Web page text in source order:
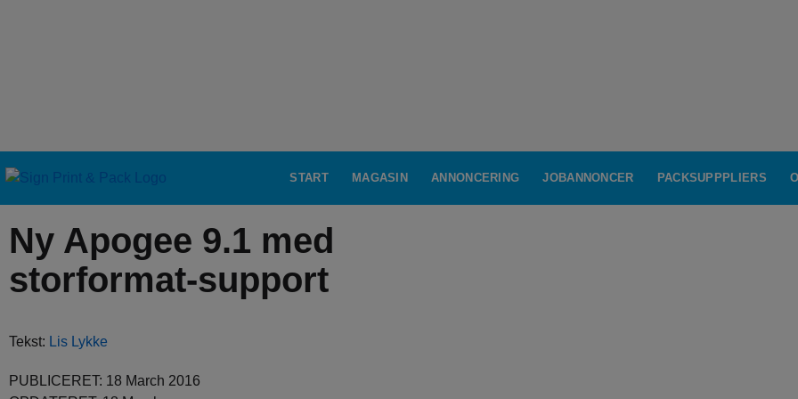
START MAGASIN ANNONCERING JOBANNONCER PACKSUPPPLIERS
Ny Apogee 9.1 med
storformat-support
Tekst: Lis Lykke
PUBLICERET: 18 March 2016